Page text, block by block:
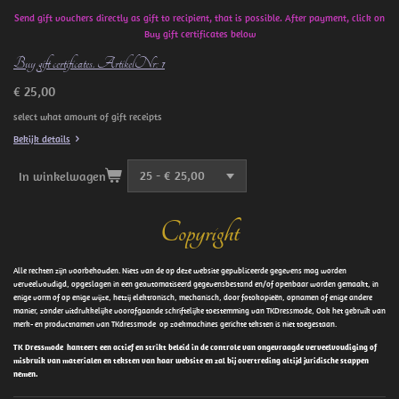
Send gift vouchers directly as gift to recipient, that is possible. After payment, click on
Buy gift certificates below
Buy gift certificates. ArtikelNr: 1
€ 25,00
select what amount of gift receipts
Bekijk details
In winkelwagen
Copyright
Alle rechten zijn voorbehouden. Niets van de op deze website gepubliceerde gegevens mag worden
verveelvoudigd, opgeslagen in een geautomatiseerd gegevensbestand en/of openbaar worden gemaakt, in
enige vorm of op enige wijze, hetzij elektronisch, mechanisch, door fotokopieën, opnamen of enige andere
manier, zonder uitdrukkelijke voorafgaande schriftelijke toestemming van TKDressmode, Ook het gebruik van
merk- en productnamen van TKdressmode op zoekmachines gerichte teksten is niet toegestaan.
TK Dressmode hanteert een actief en strikt beleid in de controle van ongevraagde verveelvoudiging of
misbruik van materialen en teksten van haar website en zal bij overtreding altijd juridische stappen
nemen.